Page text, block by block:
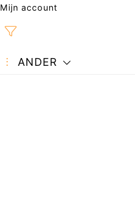
Mijn account
ANDER